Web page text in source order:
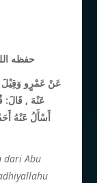
حفظه
عَنْ عَمْرٍو وَقِيْلَ
عَنْهَ , قَالَ:
أَسْأَلُ عَنْهُ
dari Abu